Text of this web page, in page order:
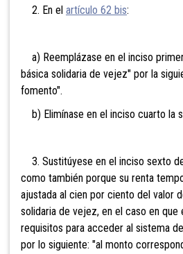
2. En el artículo 62 bis:
a) Reemplázase en el inciso
básica solidaria de vejez" por la
fomento".
b) Elimínase en el inciso cuarto la
3. Sustitúyese en el inciso sexto
como también porque su renta
ajustada al cien por ciento del valor
solidaria de vejez, en el caso en que
requisitos para acceder al sistema
por lo siguiente: "al monto